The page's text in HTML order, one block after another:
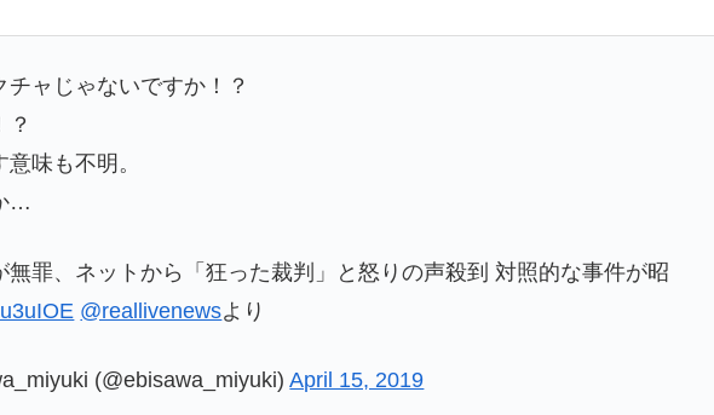
ャじゃないですか！？
？
味も不明。
…
無罪、ネットから「狂った裁判」と怒りの声殺到 対照的な事件が昭
@reallivenewsより
(@ebisawa_miyuki)April 15, 2019